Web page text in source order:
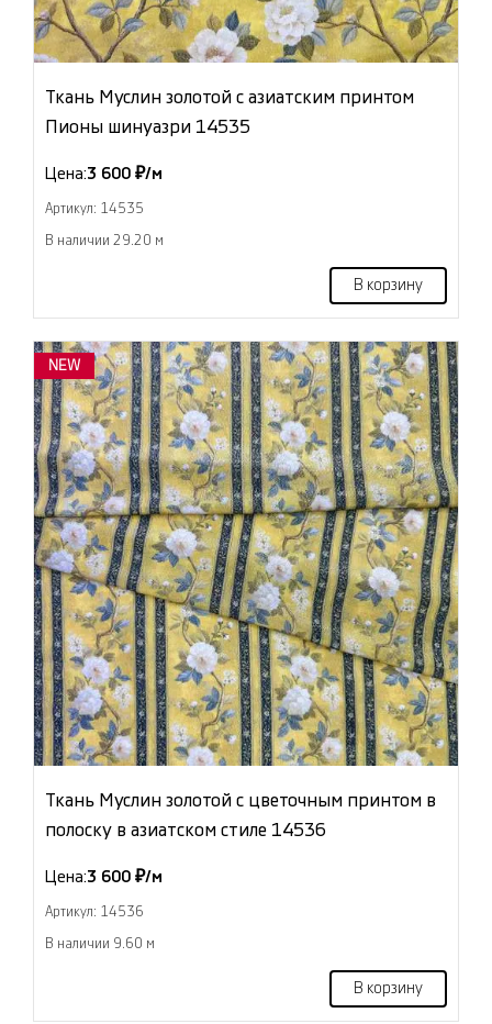
Ткань Муслин золотой с азиатским принтом
Пионы шинуазри 14535
Цена:3 600 ₽/м
Артикул: 14535
В наличии 29.20 м
В корзину
NEW
Ткань Муслин золотой с цветочным принтом в
полоску в азиатском стиле 14536
Цена:3 600 ₽/м
Артикул: 14536
В наличии 9.60 м
В корзину